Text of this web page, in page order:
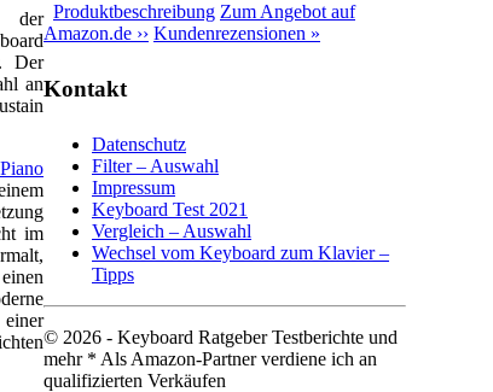
der
Der
an
im
Produktbeschreibung Zum Angebot auf
Amazon.de ›› Kundenrezensionen »
Kontakt
Datenschutz
Filter – Auswahl
Impressum
Keyboard Test 2021
Vergleich – Auswahl
Wechsel vom Keyboard zum Klavier –
Tipps
© 2026 - Keyboard Ratgeber Testberichte und
mehr * Als Amazon-Partner verdiene ich an
qualifizierten Verkäufen